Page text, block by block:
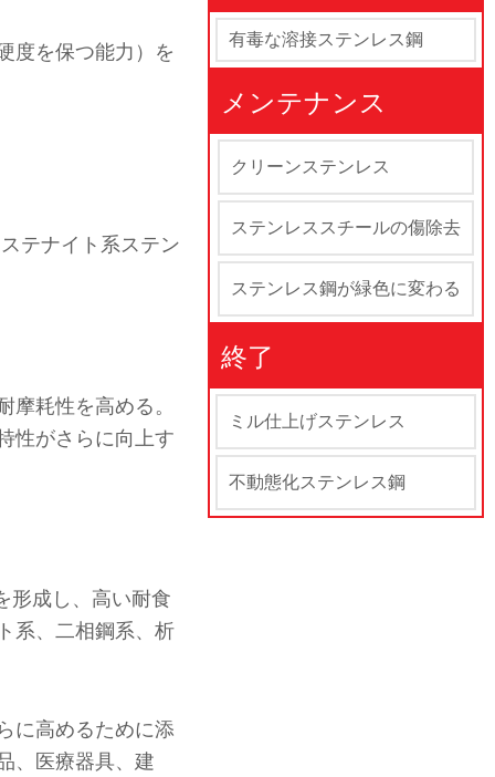
度を保つ能力）を
テナイト系ステン
耗性を高める。
性がさらに向上す
形成し、高い耐食
系、二相鋼系、析
に高めるために添
、医療器具、建
有毒な溶接ステンレス鋼
メンテナンス
クリーンステンレス
ステンレススチールの傷除去
ステンレス鋼が緑色に変わる
終了
ミル仕上げステンレス
不動態化ステンレス鋼